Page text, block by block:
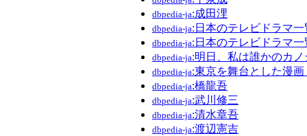
dbpedia-ja:成田浬
dbpedia-ja:日本のテレビドラマ一
dbpedia-ja:日本のテレビドラマ一
dbpedia-ja:明日、私は誰かのカノ
dbpedia-ja:東京を舞台とした漫
dbpedia-ja:橋龍吾
dbpedia-ja:武川修三
dbpedia-ja:清水章吾
dbpedia-ja:渡辺憲吉